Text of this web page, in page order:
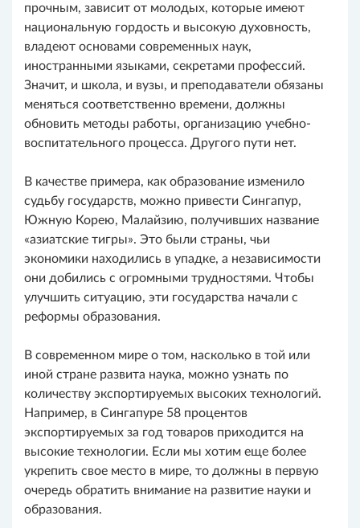
прочным, зависит от молодых, которые имеют
национальную гордость и высокую духовность,
владеют основами современных наук,
иностранными языками, секретами профессий.
Значит, и школа, и вузы, и преподаватели обязаны
меняться соответственно времени, должны
обновить методы работы, организацию учебно-
воспитательного процесса. Другого пути нет.
В качестве примера, как образование изменило
судьбу государств, можно привести Сингапур,
Южную Корею, Малайзию, получивших название
«азиатские тигры». Это были страны, чьи
экономики находились в упадке, а независимости
они добились с огромными трудностями. Чтобы
улучшить ситуацию, эти государства начали с
реформы образования.
В современном мире о том, насколько в той или
иной стране развита наука, можно узнать по
количеству экспортируемых высоких технологий.
Например, в Сингапуре 58 процентов
экспортируемых за год товаров приходится на
высокие технологии. Если мы хотим еще более
укрепить свое место в мире, то должны в первую
очередь обратить внимание на развитие науки и
образования.